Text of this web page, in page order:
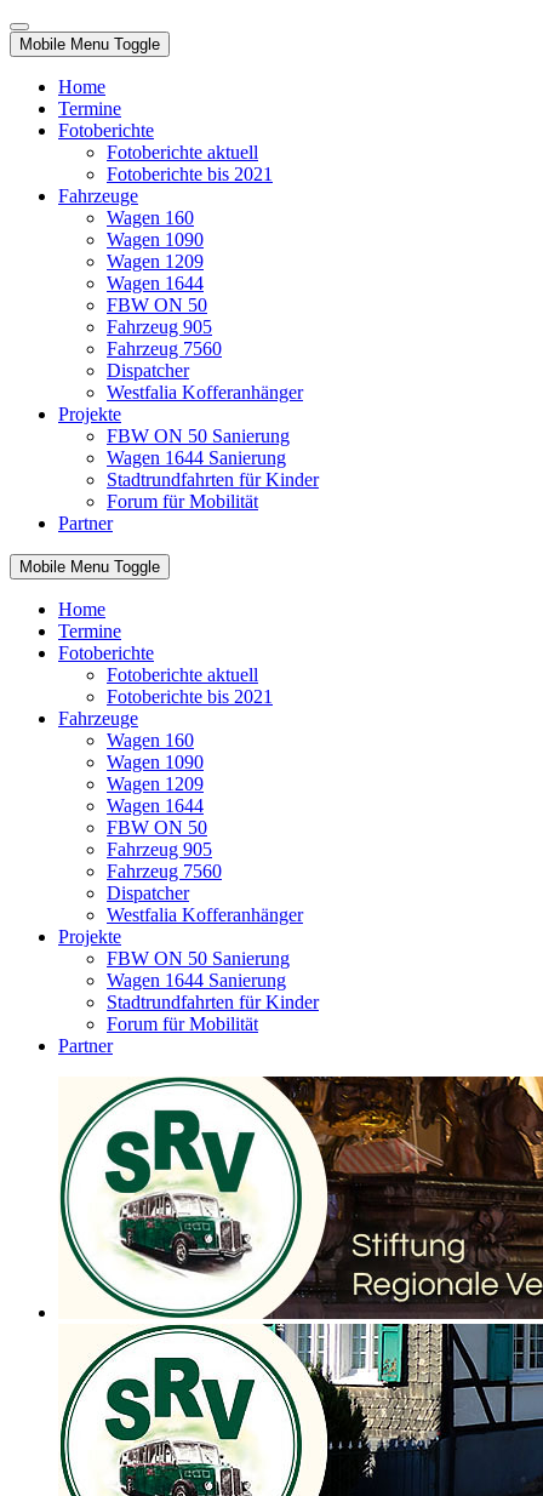
Mobile Menu Toggle
Home
Termine
Fotoberichte
Fotoberichte aktuell
Fotoberichte bis 2021
Fahrzeuge
Wagen 160
Wagen 1090
Wagen 1209
Wagen 1644
FBW ON 50
Fahrzeug 905
Fahrzeug 7560
Dispatcher
Westfalia Kofferanhänger
Projekte
FBW ON 50 Sanierung
Wagen 1644 Sanierung
Stadtrundfahrten für Kinder
Forum für Mobilität
Partner
Mobile Menu Toggle
Home
Termine
Fotoberichte
Fotoberichte aktuell
Fotoberichte bis 2021
Fahrzeuge
Wagen 160
Wagen 1090
Wagen 1209
Wagen 1644
FBW ON 50
Fahrzeug 905
Fahrzeug 7560
Dispatcher
Westfalia Kofferanhänger
Projekte
FBW ON 50 Sanierung
Wagen 1644 Sanierung
Stadtrundfahrten für Kinder
Forum für Mobilität
Partner